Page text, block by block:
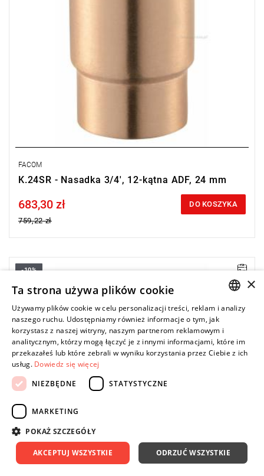
FACOM
K.24SR - Nasadka 3/4', 12-kątna ADF, 24 mm
Price tax included
683,30 zł
759,22 zł
DO KOSZYKA
Waga: 0,312 kg.
Typ gwarancji:E (Bezpłatna wymiana produktu bez ograniczenia
w czasie)
-10%
ENGLISH
×
Ta strona używa plików cookie
Używamy plików cookie w celu personalizacji treści, reklam i analizy
naszego ruchu. Udostępniamy również informacje o tym, jak
korzystasz z naszej witryny, naszym partnerom reklamowym i
analitycznym, którzy mogą łączyć je z innymi informacjami, które im
przekazałeś lub które zebrali w wyniku korzystania przez Ciebie z ich
usług. Dowiedz się więcej
NIEZBĘDNE
STATYSTYCZNE
MARKETING
POKAŻ SZCZEGÓŁY
AKCEPTUJ WSZYSTKIE ODRZUĆ WSZYSTKIE